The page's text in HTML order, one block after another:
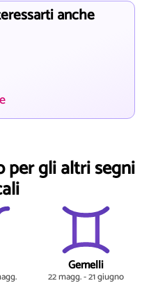
anche
per gli altri segni
Gemelli
22 magg. - 21 giugno